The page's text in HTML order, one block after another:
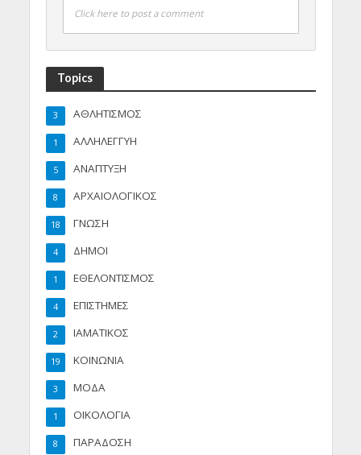
Click here to post a comment
Topics
ΑΘΛΗΤΙΣΜΟΣ
3
ΑΛΛΗΛΕΓΓΥΗ
1
ΑΝΑΠΤΥΞΗ
5
ΑΡΧΑΙΟΛΟΓΙΚΟΣ
8
ΓΝΩΣΗ
18
ΔΗΜΟΙ
4
ΕΘΕΛΟΝΤΙΣΜΟΣ
1
ΕΠΙΣΤΗΜΕΣ
4
ΙΑΜΑΤΙΚΟΣ
2
ΚΟΙΝΩΝΙΑ
19
ΜΟΔΑ
3
ΟΙΚΟΛΟΓΙΑ
1
ΠΑΡΑΔΟΣΗ
8